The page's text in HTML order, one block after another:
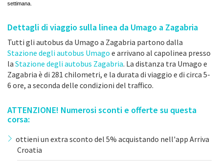
settimana.
Dettagli di viaggio sulla linea da Umago a Zagabria
Tutti gli autobus da Umago a Zagabria partono dalla
Stazione degli autobus Umago e arrivano al capolinea presso
la Stazione degli autobus Zagabria. La distanza tra Umago e
Zagabria è di 281 chilometri, e la durata di viaggio e di circa 5-
6 ore, a seconda delle condizioni del traffico.
ATTENZIONE! Numerosi sconti e offerte su questa
corsa:
ottieni un extra sconto del 5% acquistando nell'app Arriva
Croatia